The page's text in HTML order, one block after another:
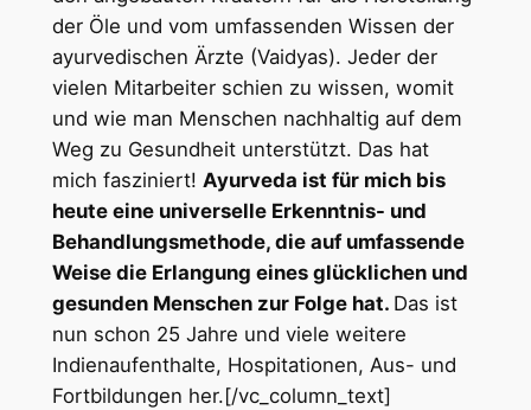
der Öle und vom umfassenden Wissen der
ayurvedischen Ärzte (Vaidyas). Jeder der
vielen Mitarbeiter schien zu wissen, womit
und wie man Menschen nachhaltig auf dem
Weg zu Gesundheit unterstützt. Das hat
mich fasziniert! Ayurveda ist für mich bis
heute eine universelle Erkenntnis- und
Behandlungsmethode, die auf umfassende
Weise die Erlangung eines glücklichen und
gesunden Menschen zur Folge hat. Das ist
nun schon 25 Jahre und viele weitere
Indienaufenthalte, Hospitationen, Aus- und
Fortbildungen her.[/vc_column_text]